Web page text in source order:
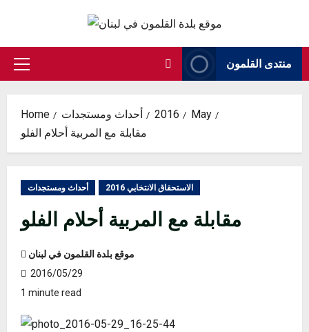
content
Primary
منتدى القلمون
Home أحداث ومستجدات 2016
May
مقابلة مع المربية أحلام الفلو
أحداث ومستجدات الاستحقاق الانتخابي 2016
مقابلة مع المربية أحلام الفلو
موقع بلدة القلمون في لبنان
2016/05/29
1 minute read